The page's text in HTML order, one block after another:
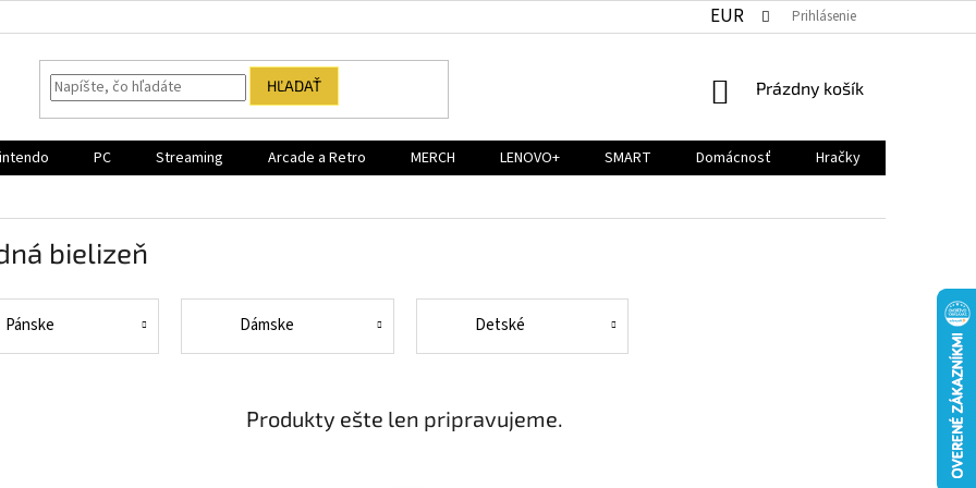
EUR Prihlásenie
HĽADAŤ
NÁKUPNÝ
Prázdny košík
PC Streaming Arcade a Retro MERCH LENOVO+ SMART Domácnosť
Hračky
bielizeň
Pánske Dámske Detské
Produkty ešte len pripravujeme.